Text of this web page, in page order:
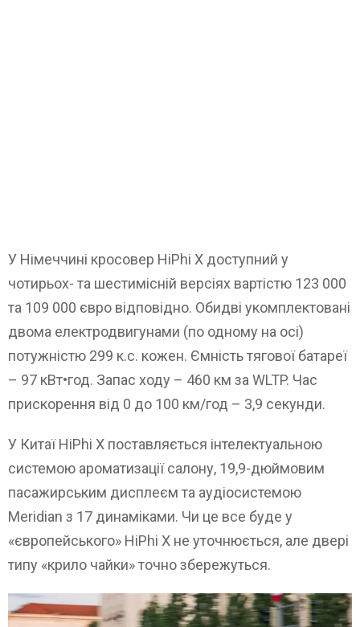
У Німеччині кросовер HiPhi X доступний у
чотирьох- та шестимісній версіях вартістю 123 000
та 109 000 євро відповідно. Обидві укомплектовані
двома електродвигунами (по одному на осі)
потужністю 299 к.с. кожен. Ємність тягової батареї
– 97 кВт•год. Запас ходу – 460 км за WLTP. Час
прискорення від 0 до 100 км/год – 3,9 секунди.
У Китаї HiPhi X поставляється інтелектуальною
системою ароматизації салону, 19,9-дюймовим
пасажирським дисплеєм та аудіосистемою
Meridian з 17 динаміками. Чи це все буде у
«європейського» HiPhi X не уточнюється, але двері
типу «крило чайки» точно збережуться.